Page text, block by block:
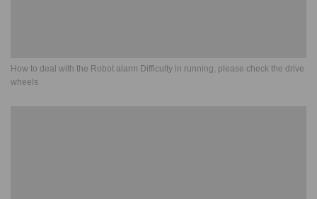
How to deal with the Robot alarm Difficulty in running, please check the drive
wheels